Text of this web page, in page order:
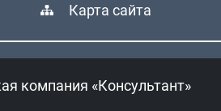
Карта сайта
компания «Консультант»